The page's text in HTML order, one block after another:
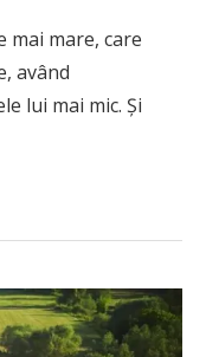
mai mare, care
având
lui mai mic. Și